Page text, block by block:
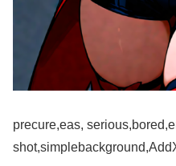
precure,eas,